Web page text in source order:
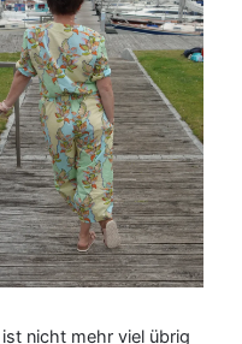
nicht mehr viel übrig